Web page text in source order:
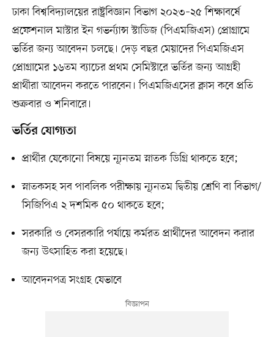
ঢাকা বিশ্ববিদ্যালয়ের রাষ্ট্রবিজ্ঞান বিভাগ ২০২৩–২৫ শিক্ষাবর্ষে
প্রফেশনাল মাস্টার ইন গভর্ন্যান্স স্টাডিজ (পিএমজিএস) প্রোগ্রামে
ভর্তির জন্য আবেদন চলছে। দেড় বছর মেয়াদের পিএমজিএস
প্রোগ্রামের ১৬তম ব্যাচের প্রথম সেমিস্টারে ভর্তির জন্য আগ্রহী
প্রার্থীরা আবেদন করতে পারবেন। পিএমজিএসের ক্লাস কবে প্রতি
শুক্রবার ও শনিবারে।
ভর্তির যোগ্যতা
প্রার্থীর যেকোনো বিষয়ে ন্যূনতম স্নাতক ডিগ্রি থাকতে হবে;
স্নাতকসহ সব পাবলিক পরীক্ষায় ন্যূনতম দ্বিতীয় শ্রেণি বা বিভাগ/
সিজিপিএ ২ দশমিক ৫০ থাকতে হবে;
সরকারি ও বেসরকারি পর্যায়ে কর্মরত প্রার্থীদের আবেদন করার
জন্য উৎসাহিত করা হয়েছে।
আবেদনপত্র সংগ্রহ যেভাবে